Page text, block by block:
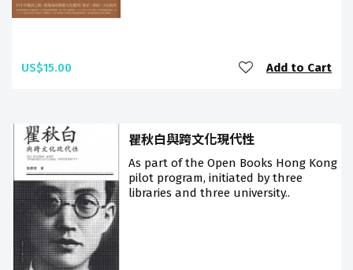
US$15.00 Add to Cart
瞿秋白與跨文化現代性
As part of the Open Books Hong Kong
pilot program, initiated by three
libraries and three university..